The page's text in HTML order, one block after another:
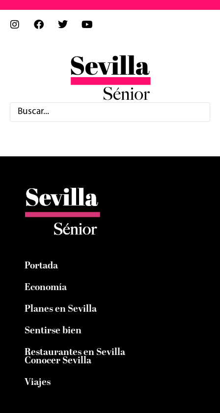
Portada
Economía
Planes en Sevilla
Sentirse bien
Restaurantes en Sevilla
Conocer Sevilla
Viajes